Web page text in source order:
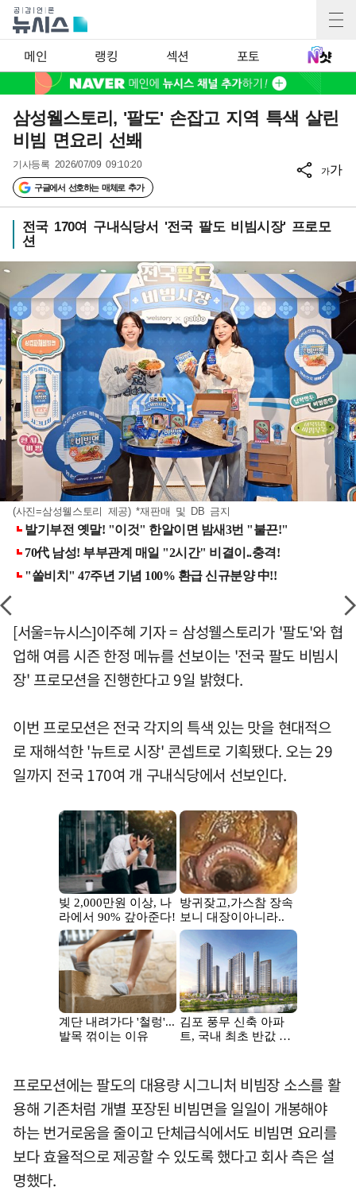
메인 랭킹 섹션 포토
삼성웰스토리, '팔도' 손잡고 지역 특색 살린
비빔 면요리 선봬
기사등록 2026/07/09 09:10:20
구글에서 선호하는 매체로 추가
가가
전국 170여 구내식당서 '전국 팔도 비빔시장' 프로모
션
(사진=삼성웰스토리 제공) *재판매 및 DB 금지
[서울=뉴시스]이주혜 기자 = 삼성웰스토리가 '팔도'와 협
업해 여름 시즌 한정 메뉴를 선보이는 '전국 팔도 비빔시
장' 프로모션을 진행한다고 9일 밝혔다.
이번 프로모션은 전국 각지의 특색 있는 맛을 현대적으
로 재해석한 '뉴트로 시장' 콘셉트로 기획됐다. 오는 29
일까지 전국 170여 개 구내식당에서 선보인다.
프로모션에는 팔도의 대용량 시그니처 비빔장 소스를 활
용해 기존처럼 개별 포장된 비빔면을 일일이 개봉해야
하는 번거로움을 줄이고 단체급식에서도 비빔면 요리를
보다 효율적으로 제공할 수 있도록 했다고 회사 측은 설
명했다.